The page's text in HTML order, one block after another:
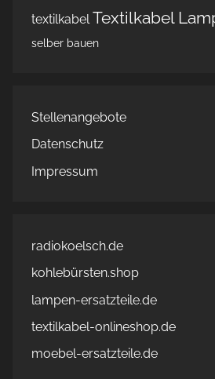
textilkabel Textilkabel
selber bauen
Stellenangebote
Datenschutz
Impressum
radiokoelsch.de
kohlebürsten.shop
lampen-ersatzteile.de
textilkabel-onlineshop.de
moebel-ersatzteile.de